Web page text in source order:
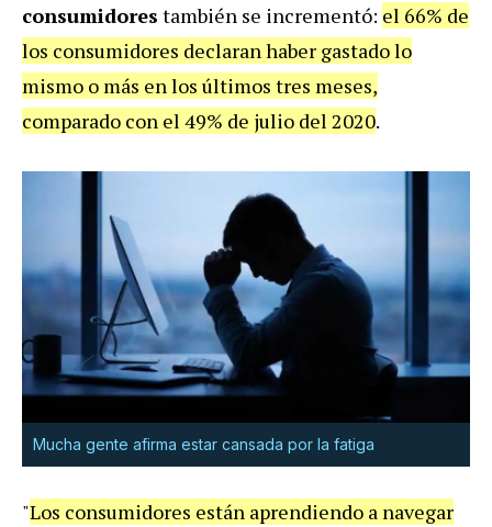
consumidores también se incrementó: el 66% de
los consumidores declaran haber gastado lo
mismo o más en los últimos tres meses,
comparado con el 49% de julio del 2020.
Mucha gente afirma estar cansada por la fatiga
"Los consumidores están aprendiendo a navegar